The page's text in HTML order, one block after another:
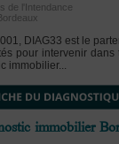
de l'Intendance
DIAG33 est le
pour intervenir
immobilier...
immobilier